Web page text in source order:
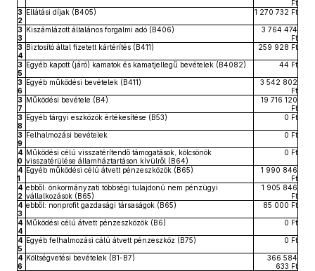
Ft
3
2
Ellátási díjak (B405) 1 270 732 Ft
3
3
Kiszámlázott általános forgalmi adó (B406)
3 764 474
Ft
3
4
Biztosító által fizetett kártérítés (B411) 259 928 Ft
3
5
Egyéb kapott (járó) kamatok és kamatjellegű bevételek (B4082) 44 Ft
3
6
Egyéb működési bevételek (B411)
3 542 802
Ft
3
7
Működési bevétele (B4)
19 716 120
Ft
3
8
Egyéb tárgyi eszközök értékesítése (B53) 0 Ft
3
9
Felhalmozási bevételek 0 Ft
4
0
Működési célú visszatérítendő támogatások, kölcsönök
visszatérülése államháztartáson kívülről (B64)
0 Ft
4
1
Egyéb működési célú átvett pénzeszközök (B65)
1 990 846
Ft
4
2
ebből: önkormányzati többségi tulajdonú nem pénzügyi
vállalkozások (B65)
1 905 846
Ft
4
3
ebből: nonprofit gazdasági társaságok (B65) 85 000 Ft
4
4
Működési célú átvett pénzeszközök (B6) 0 Ft
4
5
Egyéb felhalmozási cálú átvett pénzeszköz (B75) 0 Ft
4
6
Költségvetési bevételek (B1-B7)
366 584
633 Ft